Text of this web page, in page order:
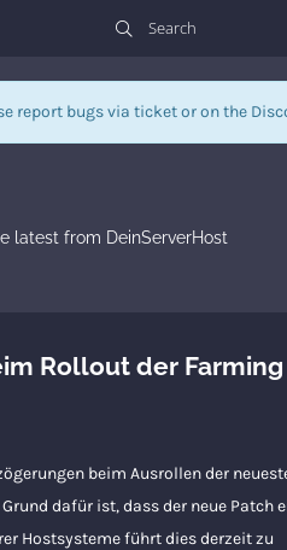
report bugs via ticketor on the
latest from DeinServerHost
Rollout der Farming
beim Ausrollen der
dafür ist, dass der neue Patch
Hostsysteme führt dies derzeit zu